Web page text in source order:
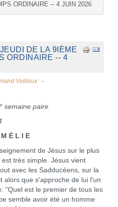
ORDINAIRE -- 4 JUIN 2026
DE LA 9IÈME
ORDINAIRE -- 4
Veilleux
semaine paire
M É L I E
de Jésus sur le plus
très simple. Jésus vient
avec les Sadducéens, sur la
alors que s'approche de lui l'un
"Quel est le premier de tous les
semble avoir été un homme